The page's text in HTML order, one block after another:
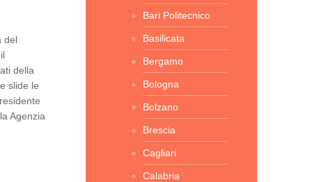
del
della
slide le
Agenzia
Bari Politecnico
Basilicata
Bergamo
Bologna
Bolzano
Brescia
Cagliari
Calabria